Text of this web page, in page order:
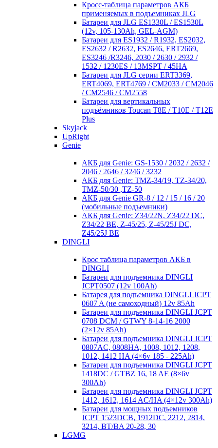
Кросc-таблица параметров АКБ
применяемых в подъемниках JLG
Батареи для JLG ES1330L / ES1530L
(12v, 105-130Ah, GEL-AGM)
Батареи для ES1932 / R1932, ES2032,
ES2632 / R2632, ES2646, ERT2669,
ES3246 /R3246, 2030 / 2630 / 2932 /
1532 / 1230ES / 13MSPT / 45HA
Батареи для JLG серии ERT3369,
ERT4069, ERT4769 / CM2033 / CM2046
/ CM2546 / CM2558
Батареи для вертикальных
подъёмников Toucan T8E / T10E / T12E
Plus
Skyjack
UpRight
Genie
АКБ для Genie: GS-1530 / 2032 / 2632 /
2046 / 2646 / 3246 / 3232
АКБ для Genie: TMZ-34/19, TZ-34/20,
TMZ-50/30 ,TZ-50
АКБ для Genie GR-8 / 12 / 15 / 16 / 20
(мобильные подъемники)
АКБ для Genie: Z34/22N, Z34/22 DC,
Z34/22 BE, Z-45/25, Z-45/25J DC,
Z45/25J BE
DINGLI
Крос таблица параметров АКБ в
DINGLI
Батареи для подъемника DINGLI
JCPT0507 (12v 100Ah)
Батарея для подъемника DINGLI JCPT
0607 A (не самоходный) 12v 85Ah
Батареи для подъемника DINGLI JCPT
0708 DCM / GTWY 8-14-16 2000
(2×12v 85Ah)
Батареи для подъемника DINGLI JCPT
0807AC, 0808HA, 1008, 1012, 1208,
1012, 1412 HA (4×6v 185 - 225Ah)
Батареи для подъемника DINGLI JCPT
1418DC / GTBZ 16, 18 AE (8×6v
300Ah)
Батареи для подъемника DINGLI JCPT
1412, 1612, 1614 AC/HA (4×12v 300Ah)
Батареи для мощных подъемников
JCPT 1523DCB, 1912DC, 2212, 2814,
3214, BT/BA 20-28, 30
LGMG